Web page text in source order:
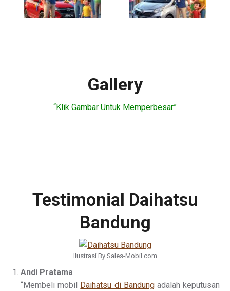
Gallery
“Klik Gambar Untuk Memperbesar”
Testimonial Daihatsu
Bandung
Ilustrasi By Sales-Mobil.com
Andi Pratama
“Membeli mobil
Daihatsu di Bandungadalah keputusan